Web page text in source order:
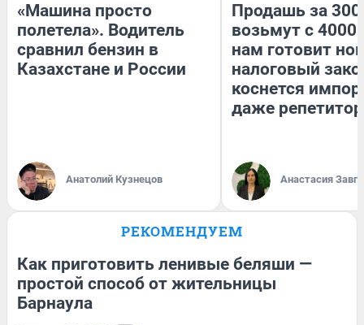
«Машина просто
полетела». Водитель
сравнил бензин в
Казахстане и России
Анатолий Кузнецов
Продашь за
возьмут с
нам готовит
налоговый
коснется
даже
Анастасия
РЕКОМЕНДУЕМ
Как приготовить ленивые беляши —
простой способ от жительницы
Барнаула